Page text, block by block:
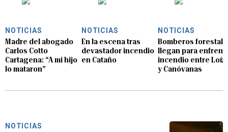
NOTICIAS
Madre del abogado
Carlos Cotto
Cartagena: “A mi hijo
lo mataron”
NOTICIAS
En la escena tras
devastador incendio
en Cataño
NOTICIAS
Bomberos
llegan para
incendio entre
y Canóvanas
NOTICIAS